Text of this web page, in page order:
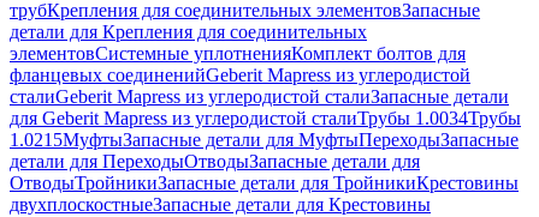
трубКрепления для соединительных элементовЗапасные
детали для Крепления для соединительных
элементовСистемные уплотненияКомплект болтов для
фланцевых соединенийGeberit Mapress из углеродистой
сталиGeberit Mapress из углеродистой сталиЗапасные детали
для Geberit Mapress из углеродистой сталиТрубы 1.0034Трубы
1.0215МуфтыЗапасные детали для МуфтыПереходыЗапасные
детали для ПереходыОтводыЗапасные детали для
ОтводыТройникиЗапасные детали для ТройникиКрестовины
двухплоскостныеЗапасные детали для Крестовины